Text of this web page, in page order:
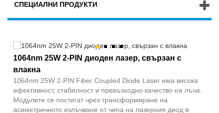
СПЕЦИАЛНИ ПРОДУКТИ
1064nm 25W 2-PIN диоден лазер, свързан с
влакна
1064nm 25W 2-PIN Fiber Coupled Diode Laser има висока
ефективност, стабилност и превъзходно качество на лъча.
Модулите се постигат чрез трансформиране на
асиметричното излъчване от чипа на лазерния диод в